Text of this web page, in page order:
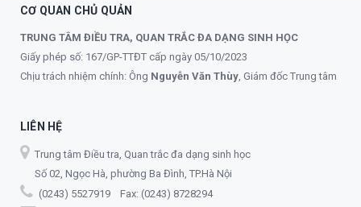
CƠ QUAN CHỦ QUẢN
TRUNG TÂM ĐIỀU TRA, QUAN TRẮC ĐA DẠNG SINH HỌC
Giấy phép số: 167/GP-TTĐT cấp ngày 05/10/2023
Chịu trách nhiệm chính: Ông Nguyễn Văn Thùy, Giám đốc Trung tâm
LIÊN HỆ
Trung tâm Điều tra, Quan trắc đa dạng sinh học
Số 02, Ngọc Hà, phường Ba Đình, TP.Hà Nội
(0243) 5527919 Fax: (0243) 8728294